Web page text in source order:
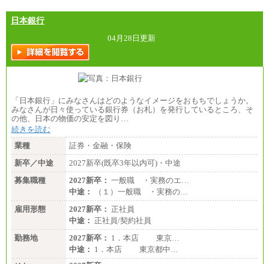
日本銀行
04月28日更新
「日本銀行」にみなさんはどのようなイメージをおもちでしょうか。
みなさんが日々使っている銀行券（お札）を発行しているところ、そ
の他、日本の物価の安定を図り…
続きを読む
業種
証券・金融・保険
新卒／中途
2027新卒(既卒3年以内可)・中途
募集職種
2027新卒： 一般職 ・実務のエ…
中途：
（１）一般職 ・実務の…
雇用形態
2027新卒： 正社員
中途： 正社員/契約社員
勤務地
2027新卒： 1．本店 東京…
中途： 1．本店 東京都中…